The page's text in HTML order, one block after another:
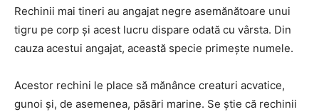
Rechinii mai tineri au angajat negre asemănătoare unui
tigru pe corp și acest lucru dispare odată cu vârsta. Din
cauza acestui angajat, această specie primește numele.
Acestor rechini le place să mănânce creaturi acvatice,
gunoi și, de asemenea, păsări marine. Se știe că rechinii